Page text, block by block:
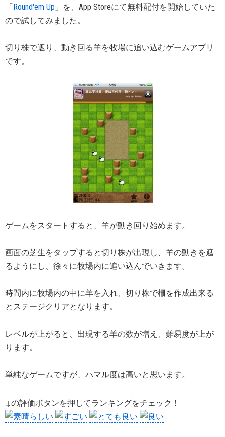
「Round'em Up 」を、App Storeにて無料配付を開始していた
ので試してみました。
切り株で遮り、動き回る羊を牧場に追い込むゲームアプリ
です。
ゲームをスタートすると、羊が動き回り始めます。
画面の芝生をタップすると切り株が出現し、羊の動きを遮
るようにし、徐々に牧場内に追い込んでいきます。
時間内に牧場内の中に羊を入れ、切り株で柵を作成出来る
とステージクリアとなります。
レベルが上がると、出現する羊の数が増え、難易度が上が
ります。
単純なゲームですが、ハマル度は高いと思います。
↓の評価ボタンを押してランキングをチェック！